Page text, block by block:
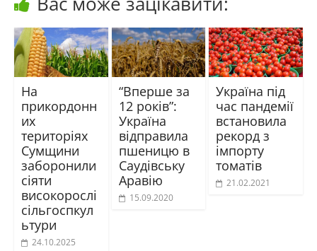
На
прикордонн
их
територіях
Сумщини
заборонили
сіяти
високорослі
сільгоспкул
ьтури
24.10.2025
“Вперше за
12 років”:
Україна
відправила
пшеницю в
Саудівську
Аравію
15.09.2020
Україна під
час пандемії
встановила
рекорд з
імпорту
томатів
21.02.2021